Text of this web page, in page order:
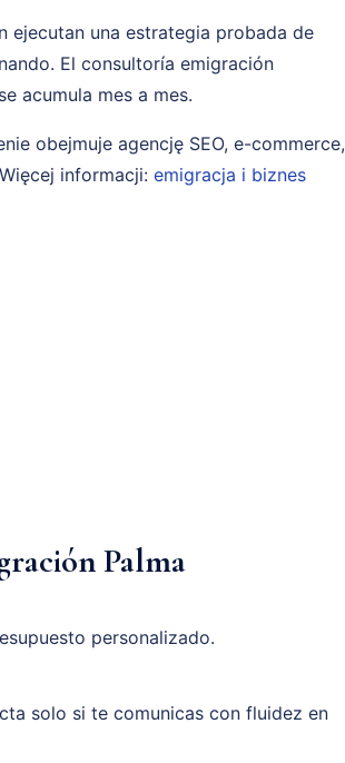
ejecutan una estrategia probada de
El consultoría emigración
acumula mes a mes.
obejmuje agencję SEO, e-commerce,
informacji: emigracja i biznes
Palma
personalizado.
solo si te comunicas con fluidez en